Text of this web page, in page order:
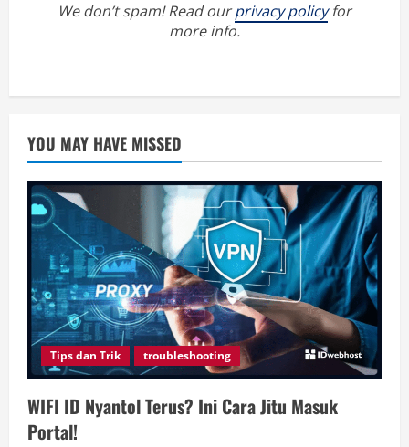
We don’t spam! Read ourprivacy policyfor
more info.
YOU MAY HAVE MISSED
Tips dan Trik troubleshooting
WIFI ID Nyantol Terus? Ini Cara Jitu Masuk
Portal!